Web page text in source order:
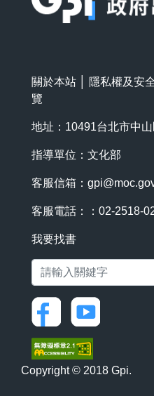
關於本站 隱私權及安
覽
地址：10491台北市中
指導單位：文化部
客服信箱：
客服電話：：02-2518-
我要找書
Copyright © 2018 Gpi.